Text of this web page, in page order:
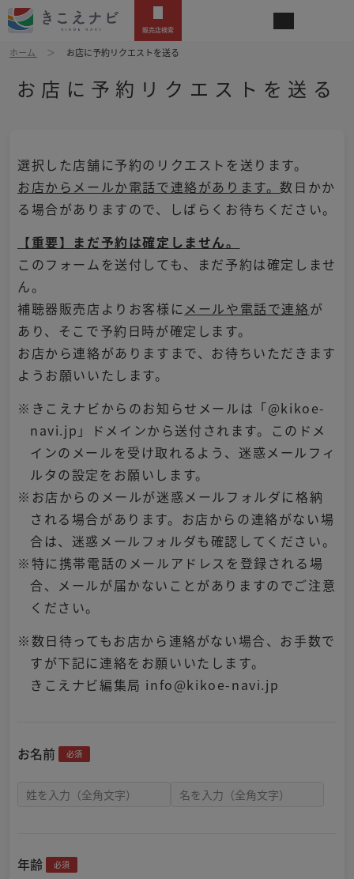
販売店検索
ホーム お店に予約リクエストを送る
お店に予約リクエストを送る
選択した店舗に予約のリクエストを送ります。
お店からメールか電話で連絡があります。数日かか
る場合がありますので、しばらくお待ちください。
【重要】まだ予約は確定しません。
このフォームを送付しても、まだ予約は確定しませ
ん。
補聴器販売店よりお客様にメールや電話で連絡が
あり、そこで予約日時が確定します。
お店から連絡がありますまで、お待ちいただきます
ようお願いいたします。
※きこえナビからのお知らせメールは「@kikoe-
navi.jp」ドメインから送付されます。このドメ
インのメールを受け取れるよう、迷惑メールフィ
ルタの設定をお願いします。
※お店からのメールが迷惑メールフォルダに格納
される場合があります。お店からの連絡がない場
合は、迷惑メールフォルダも確認してください。
※特に携帯電話のメールアドレスを登録される場
合、メールが届かないことがありますのでご注意
ください。
※数日待ってもお店から連絡がない場合、お手数で
すが下記に連絡をお願いいたします。
きこえナビ編集局 info@kikoe-navi.jp
お名前 必須
年齢 必須